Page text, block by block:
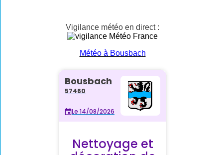
Vigilance météo en direct :
Météo à Bousbach